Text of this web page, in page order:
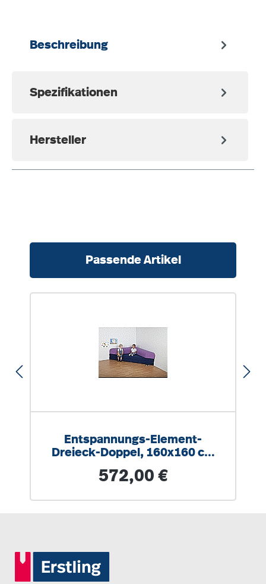
Beschreibung
Spezifikationen
Hersteller
Passende Artikel
Entspannungs-Element-
Dreieck-Doppel, 160x160 cm
Regulärer Preis:
572,00 €